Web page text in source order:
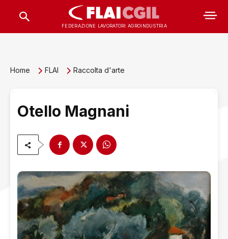
FEDERAZIONE LAVORATORI AGROINDUSTRIA
Home FLAI Raccolta d'arte
Otello Magnani